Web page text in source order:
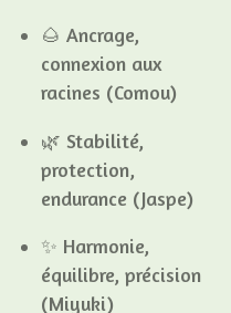
🌰 Ancrage,
connexion aux
racines (Comou)
🌿 Stabilité,
protection,
endurance (Jaspe)
✨ Harmonie,
équilibre, précision
(Miyuki)